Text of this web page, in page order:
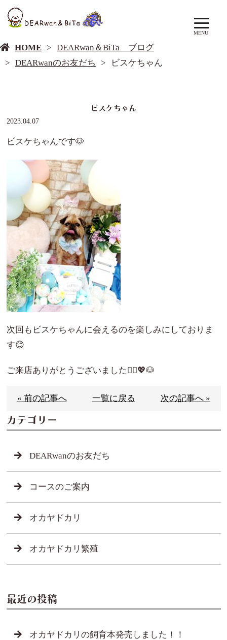
MENU
HOME
DEARwan＆BiTa ブログ
DEARwanのお友だち
ビスケちゃん
ビスケちゃん
2023.04.07
ビスケちゃんです🐶
次回もビスケちゃんに会えるのを楽しみにしておりま
す😊
ご来店ありがとうございました🙇‍♀️💖🐶
« 前の記事へ 一覧に戻る 次の記事へ »
カテゴリー
DEARwanのお友だち
コースのご案内
オカヤドカリ
オカヤドカリ繁殖
最近の投稿
オカヤドカリの飼育本発売しました！！